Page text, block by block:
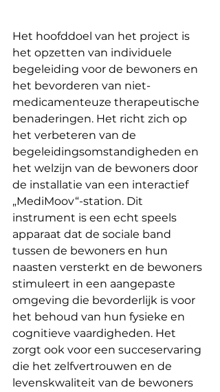
Het hoofddoel van het project is
het opzetten van individuele
begeleiding voor de bewoners en
het bevorderen van niet-
medicamenteuze therapeutische
benaderingen. Het richt zich op
het verbeteren van de
begeleidingsomstandigheden en
het welzijn van de bewoners door
de installatie van een interactief
„MediMoov“-station. Dit
instrument is een echt speels
apparaat dat de sociale band
tussen de bewoners en hun
naasten versterkt en de bewoners
stimuleert in een aangepaste
omgeving die bevorderlijk is voor
het behoud van hun fysieke en
cognitieve vaardigheden. Het
zorgt ook voor een succeservaring
die het zelfvertrouwen en de
levenskwaliteit van de bewoners